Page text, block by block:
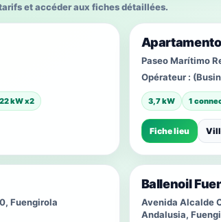
et accéder aux fiches détaillées.
kW x2
Paseo Marítimo
Opérateur :
3,7 kW 1
Fiche lieu
Fuengirola
Ballenoil
Avenida Alcalde
Andalusia,